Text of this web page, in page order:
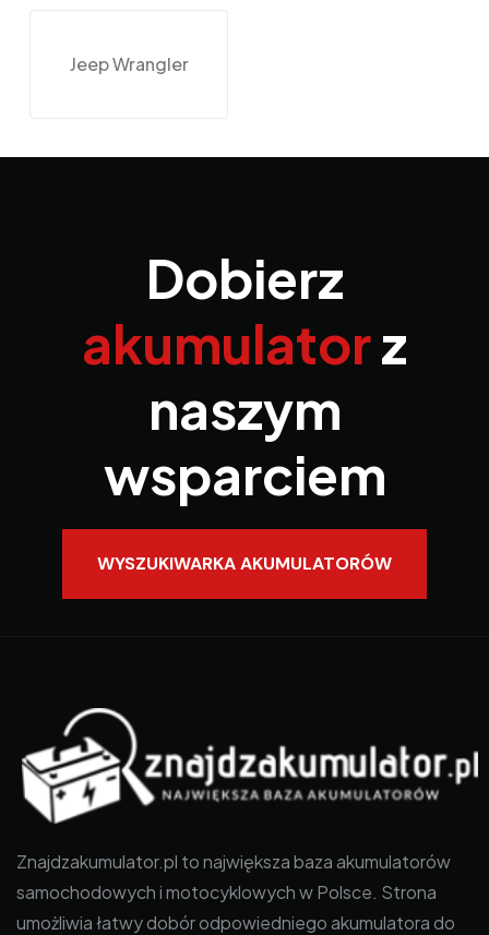
Jeep Wrangler
Dobierz
akumulatorz
naszym
wsparciem
WYSZUKIWARKA AKUMULATORÓW
Znajdzakumulator.pl to największa baza akumulatorów
samochodowych i motocyklowych w Polsce. Strona
umożliwia łatwy dobór odpowiedniego akumulatora do